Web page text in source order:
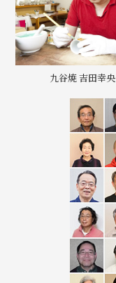
九谷焼 吉田幸央